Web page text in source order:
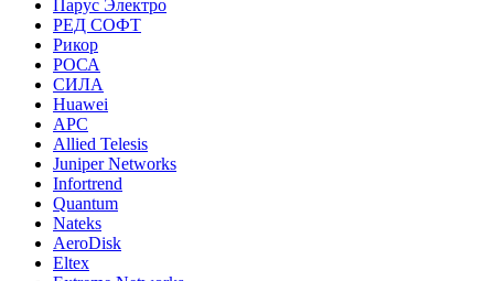
Парус Электро
РЕД СОФТ
Рикор
РОСА
СИЛА
Huawei
APC
Allied Telesis
Juniper Networks
Infortrend
Quantum
Nateks
AeroDisk
Eltex